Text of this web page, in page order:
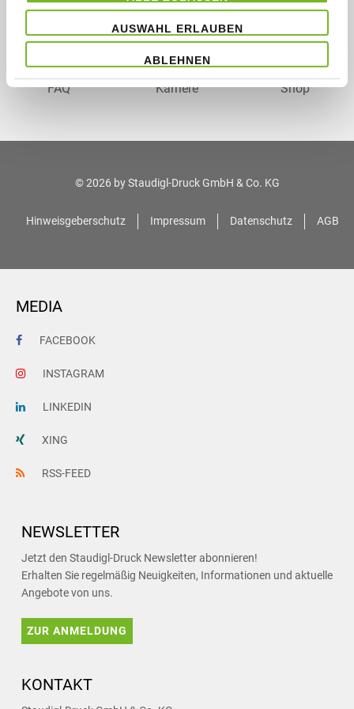
AUSWAHL ERLAUBEN
ABLEHNEN
FAQ Karriere Shop
© 2026 byStaudigl-Druck GmbH & Co. KG
Hinweisgeberschutz Impressum Datenschutz AGB
MEDIA
FACEBOOK
INSTAGRAM
LINKEDIN
XING
RSS-FEED
NEWSLETTER
Jetzt den Staudigl-Druck Newsletter abonnieren!
Erhalten Sie regelmäßig Neuigkeiten, Informationen und aktuelle
Angebote von uns.
ZUR ANMELDUNG
KONTAKT